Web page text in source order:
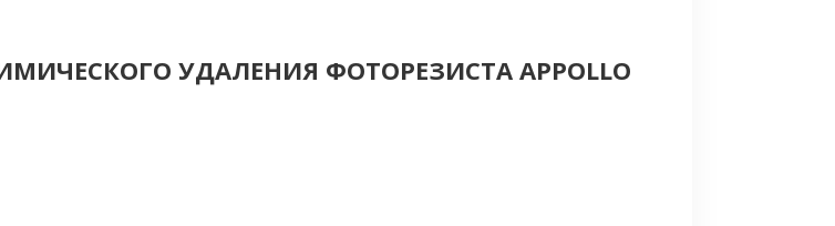
УДАЛЕНИЯ ФОТОРЕЗИСТА APPOLLO